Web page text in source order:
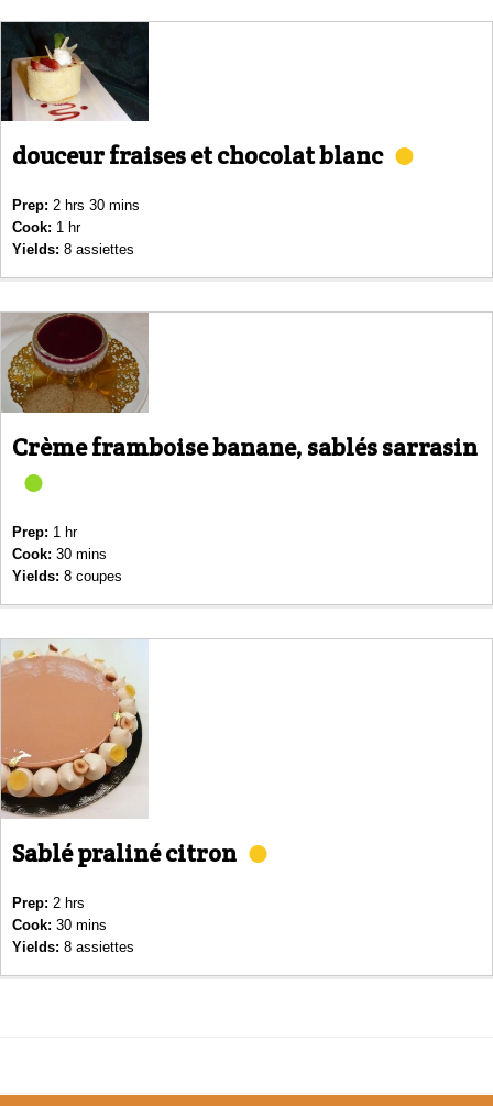
douceur fraises et chocolat blanc
Prep: 2 hrs 30 mins
Cook: 1 hr
Yields: 8 assiettes
Crème framboise banane, sablés sarrasin
Prep: 1 hr
Cook: 30 mins
Yields: 8 coupes
Sablé praliné citron
Prep: 2 hrs
Cook: 30 mins
Yields: 8 assiettes